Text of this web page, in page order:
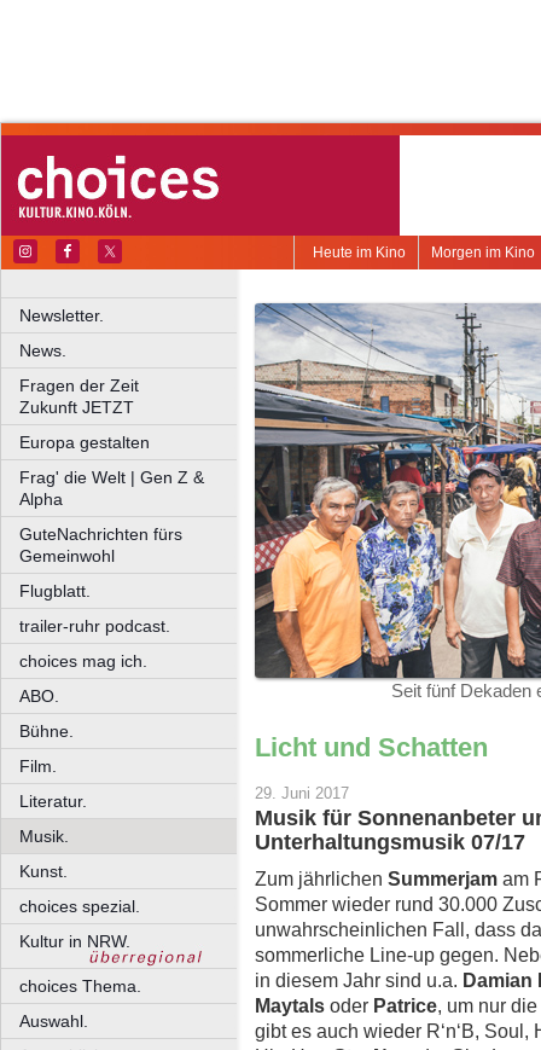
Morgen im Kino
Heute im Kino
Newsletter.
News.
Fragen der Zeit
Zukunft JETZT
Europa gestalten
Frag' die Welt | Gen Z &
Alpha
GuteNachrichten fürs
Gemeinwohl
Flugblatt.
trailer-ruhr podcast.
choices mag ich.
ABO.
Bühne.
Film.
Literatur.
Musik.
Kunst.
choices spezial.
Kultur in NRW.
choices Thema.
Auswahl.
Seit fünf Dekaden
Licht und Schatten
29. Juni 2017
Musik für Sonnenanbeter
Unterhaltungsmusik 07/17
Zum jährlichen Summerjam am
Sommer wieder rund 30.000
unwahrscheinlichen Fall, dass
sommerliche Line-up gegen.
in diesem Jahr sind u.a. Damian
Maytals oder Patrice, um nur
gibt es auch wieder R‘n‘B,